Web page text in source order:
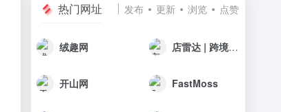
热门网址 发布 更新 浏览 点赞
绒趣网 店雷达 | 跨境选品工具
开山网 FastMoss